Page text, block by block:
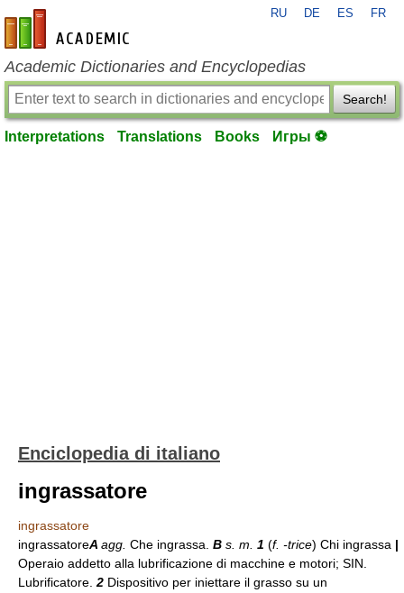
en-academic.com
RU DE ES FR
Academic Dictionaries and Encyclopedias
Search!
Interpretations Translations Books Игры ⚽
Enciclopedia di italiano
ingrassatore
ingrassatore
ingrassatoreA agg. Che ingrassa. B s. m. 1 (f. -trice) Chi ingrassa |
Operaio addetto alla lubrificazione di macchine e motori; SIN.
Lubrificatore. 2 Dispositivo per iniettare il grasso su un